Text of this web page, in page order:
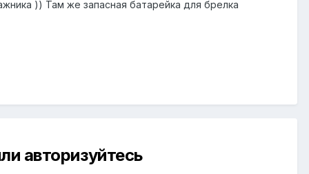
)) Там же запасная батарейка для брелка
авторизуйтесь